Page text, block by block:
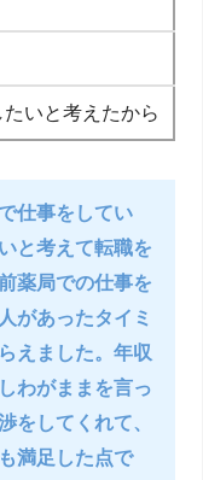
いと考えたから
仕事をしてい
と考えて転職を
薬局での仕事を
があったタイミ
えました。年収
わがままを言っ
をしてくれて、
満足した点で